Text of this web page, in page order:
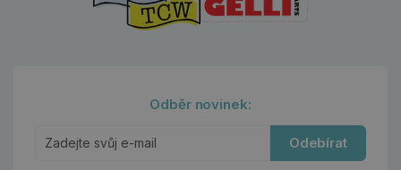
Odběr novinek:
Odebírat